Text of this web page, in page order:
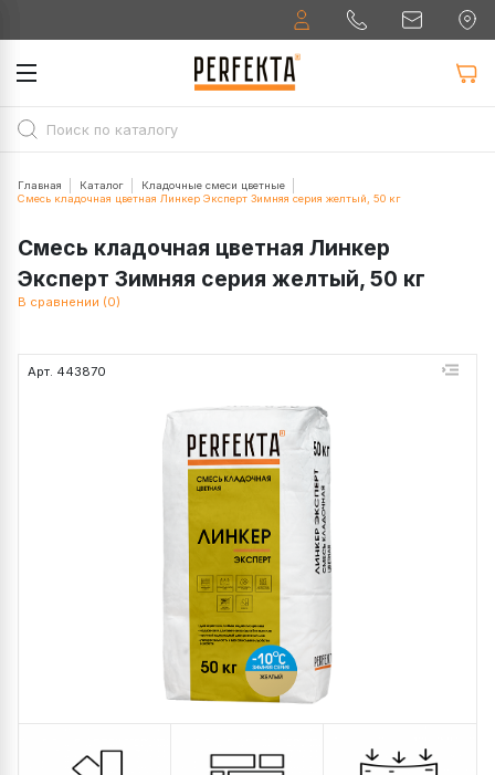
Главная Каталог
Кладочные смеси цветные
Смесь кладочная цветная Линкер Эксперт Зимняя серия желтый, 50 кг
Смесь кладочная цветная Линкер
Эксперт Зимняя серия желтый, 50 кг
В сравнении (0)
Арт. 443870